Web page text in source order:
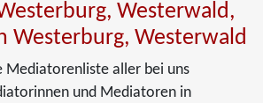
Westerwald,
Westerburg, Westerwald
Mediatorenliste aller bei uns
und Mediatoren in